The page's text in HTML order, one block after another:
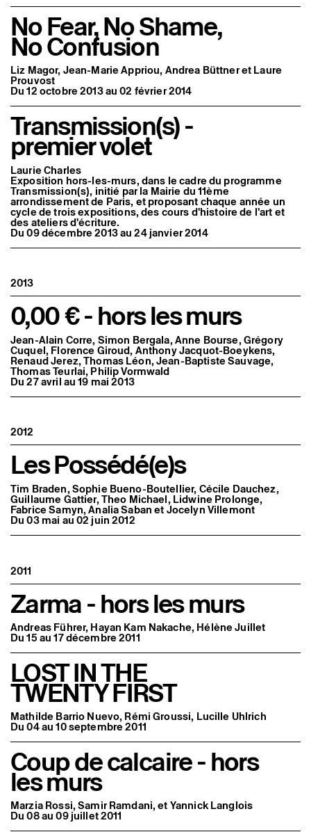
No Fear, No Shame,
No Confusion
Liz Magor, Jean-Marie Appriou, Andrea Büttner et Laure
Prouvost
Du 12 octobre 2013 au 02 février 2014
Transmission(s) -
premier volet
Laurie Charles
Exposition hors-les-murs, dans le cadre du programme
Transmission(s), initié par la Mairie du 11ème
arrondissement de Paris, et proposant chaque année un
cycle de trois expositions, des cours d'histoire de l'art et
des ateliers d'écriture.
Du 09 décembre 2013 au 24 janvier 2014
2013
0,00 € - hors les murs
Jean-Alain Corre, Simon Bergala, Anne Bourse, Grégory
Cuquel, Florence Giroud, Anthony Jacquot-Boeykens,
Renaud Jerez, Thomas Léon, Jean-Baptiste Sauvage,
Thomas Teurlai, Philip Vormwald
Du 27 avril au 19 mai 2013
2012
Les Possédé(e)s
Tim Braden, Sophie Bueno-Boutellier, Cécile Dauchez,
Guillaume Gattier, Theo Michael, Lidwine Prolonge,
Fabrice Samyn, Analia Saban et Jocelyn Villemont
Du 03 mai au 02 juin 2012
2011
Zarma - hors les murs
Andreas Führer, Hayan Kam Nakache, Hélène Juillet
Du 15 au 17 décembre 2011
LOST IN THE
TWENTY FIRST
Mathilde Barrio Nuevo, Rémi Groussi, Lucille Uhlrich
Du 04 au 10 septembre 2011
Coup de calcaire - hors
les murs
Marzia Rossi, Samir Ramdani, et Yannick Langlois
Du 08 au 09 juillet 2011